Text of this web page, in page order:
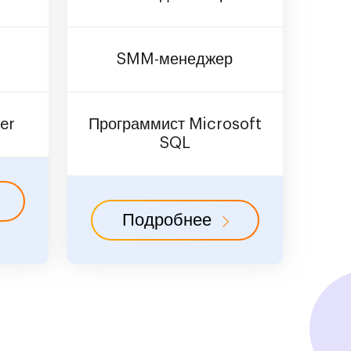
SMM-менеджер
Программист Microsoft
SQL
Подробнее